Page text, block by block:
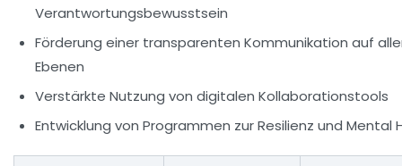
Verantwortungsbewusstsein
Förderung einer transparenten Kommunikation auf
Ebenen
Verstärkte Nutzung von digitalen Kollaborationstools
Entwicklung von Programmen zur Resilienz und Mental